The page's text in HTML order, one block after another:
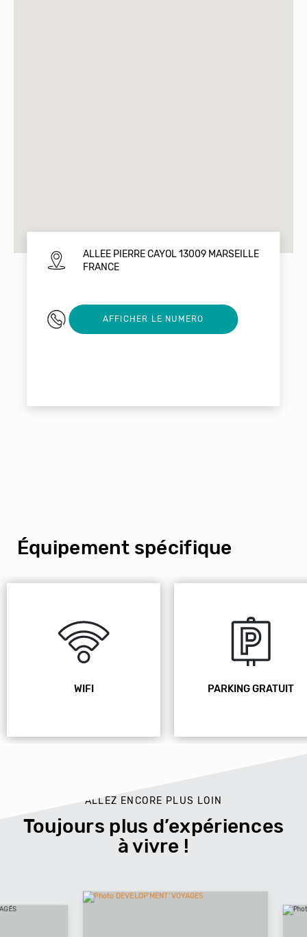
ALLEE PIERRE CAYOL 13009 MARSEILLE
FRANCE
06 98 63 00 02
AFFICHER LE NUMERO
Équipement spécifique
WIFI PARKING GRATUIT
ALLEZ ENCORE PLUS LOIN
Toujours plus d’expériences
à vivre !